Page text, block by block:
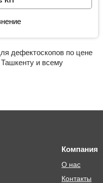
дефектоскопов по цене
и всему
Компания
О нас
Контакты